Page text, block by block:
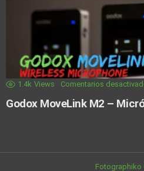
1.4k Views Comentarios
Godox MoveLink M2 –
Fotographiko